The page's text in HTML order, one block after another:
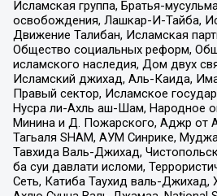
Исламская группа, Братья-
освобождения, Лашкар-И-Тайба,
Движение Талибан, Исламская
Общество социальных реформ,
исламского наследия, Дом двух
Исламский джихад, Аль-Каида,
Правый сектор, Исламское
Нусра ли-Ахль аш-Шам, Народное
Минина и Д. Пожарского, Аджр от
Тагьаля SHAM, АУМ Синрике,
Тавхида Валь-Джихад,
ба суи давлати исломи,
Сеть, Катиба Таухид валь-Джихад,